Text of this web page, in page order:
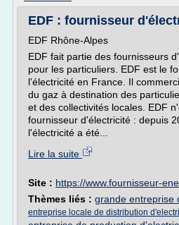
EDF : fournisseur
EDF Rhône-Alpes
EDF fait partie des fournisseurs
pour les particuliers. EDF est le
l'électricité en France. Il
du gaz à destination des
et des collectivités locales. EDF
fournisseur d'électricité : depuis
l'électricité a été...
Lire la suite
Site : https://www.fournisseur-
Thèmes liés : grande entreprise
entreprise locale de distribution